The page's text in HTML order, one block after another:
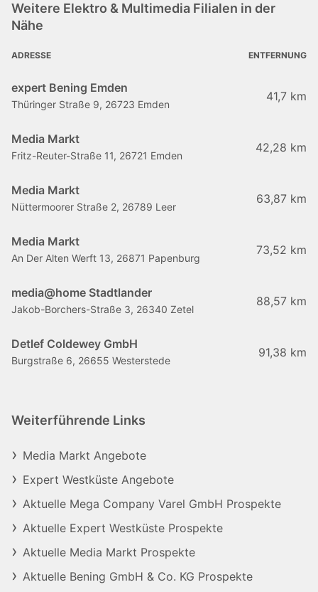
Weitere Elektro & Multimedia Filialen in der
Nähe
ADRESSE ENTFERNUNG
expert Bening Emden
Thüringer Straße 9, 26723 Emden
41,7 km
Media Markt
Fritz-Reuter-Straße 11, 26721 Emden
42,28 km
Media Markt
Nüttermoorer Straße 2, 26789 Leer
63,87 km
Media Markt
An Der Alten Werft 13, 26871 Papenburg
73,52 km
media@home Stadtlander
Jakob-Borchers-Straße 3, 26340 Zetel
88,57 km
Detlef Coldewey GmbH
Burgstraße 6, 26655 Westerstede
91,38 km
Weiterführende Links
Media Markt Angebote
Expert Westküste Angebote
Aktuelle Mega Company Varel GmbH Prospekte
Aktuelle Expert Westküste Prospekte
Aktuelle Media Markt Prospekte
Aktuelle Bening GmbH & Co. KG Prospekte